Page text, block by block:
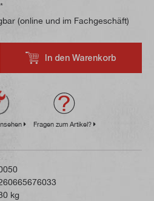
(online und im Fachgeschäft)
In den Warenkorb
Fragen zum Artikel?
kg